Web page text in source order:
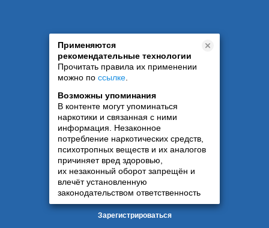
Применяются
рекомендательные технологии
Прочитать правила их применении
можно по ссылке
Возможны упоминания
В контенте могут упоминаться
наркотики и связанная с ними
информация. Незаконное
потребление наркотических средств,
психотропных веществ и их аналогов
причиняет вред здоровью,
их незаконный оборот запрещён и
влечёт установленную
законодательством ответственность
Зарегистрироваться